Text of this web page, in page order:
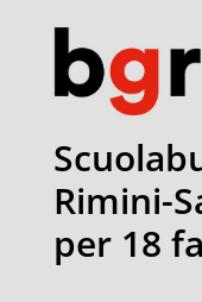
Rimini-
per 18